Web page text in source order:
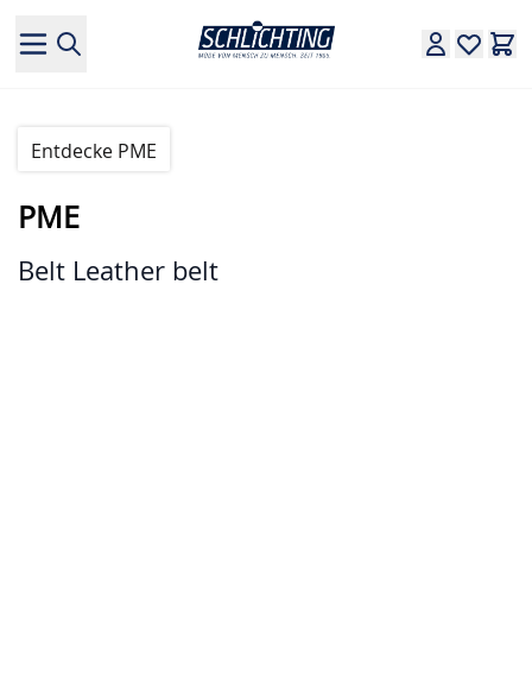
Entdecke PME
PME
Belt Leather belt